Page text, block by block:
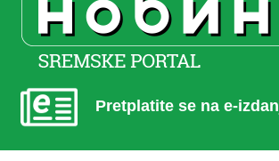
Pretplatite se na e-